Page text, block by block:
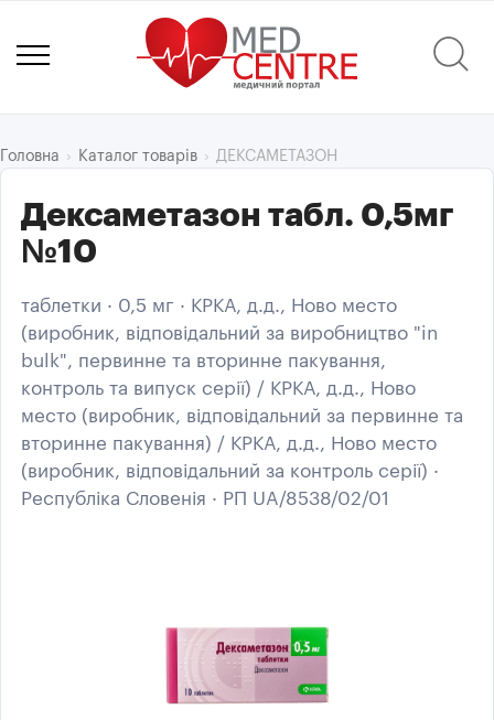
Головна Каталог товарів ДЕКСАМЕТАЗОН
Дексаметазон табл. 0,5мг
№10
таблетки · 0,5 мг · КРКА, д.д., Ново место
(виробник, відповідальний за виробництво "in
bulk", первинне та вторинне пакування,
контроль та випуск серії) / КРКА, д.д., Ново
место (виробник, відповідальний за первинне та
вторинне пакування) / КРКА, д.д., Ново место
(виробник, відповідальний за контроль серії) ·
Республіка Словенія · РП UA/8538/02/01